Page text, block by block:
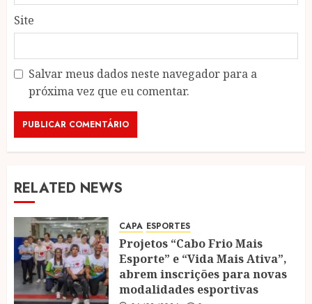
Site
Salvar meus dados neste navegador para a
próxima vez que eu comentar.
RELATED NEWS
CAPA ESPORTES
Projetos “Cabo Frio Mais
Esporte” e “Vida Mais Ativa”,
abrem inscrições para novas
modalidades esportivas